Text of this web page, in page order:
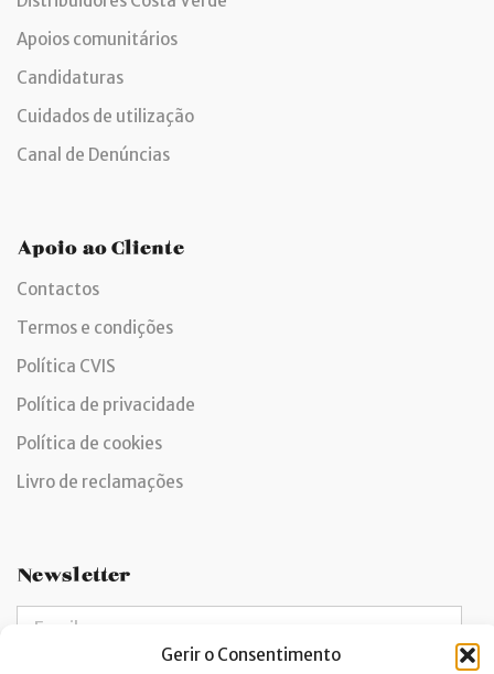
Gerir o Consentimento
Apoios comunitários
Candidaturas
Cuidados de utilização
Canal de Denúncias
Apoio ao Cliente
Contactos
Termos e condições
Política CVIS
Política de privacidade
Política de cookies
Livro de reclamações
Newsletter